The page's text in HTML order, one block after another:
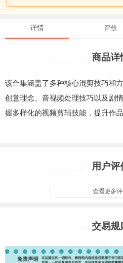
详情 评价
商品详
该合集涵盖了多种核心混剪技巧和
创意理念、音视频处理技巧以及剧
握多样化的视频剪辑技能，提升作
用户评
查看更多
交易规